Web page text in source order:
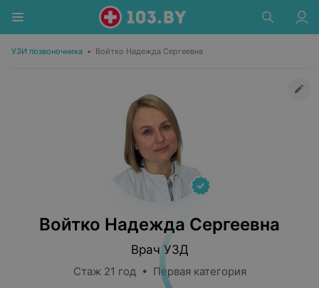
УЗИ позвоночника • Войтко Надежда Сергеевна
Войтко Надежда Сергеевна
Врач УЗД
Стаж 21 год • Первая категория